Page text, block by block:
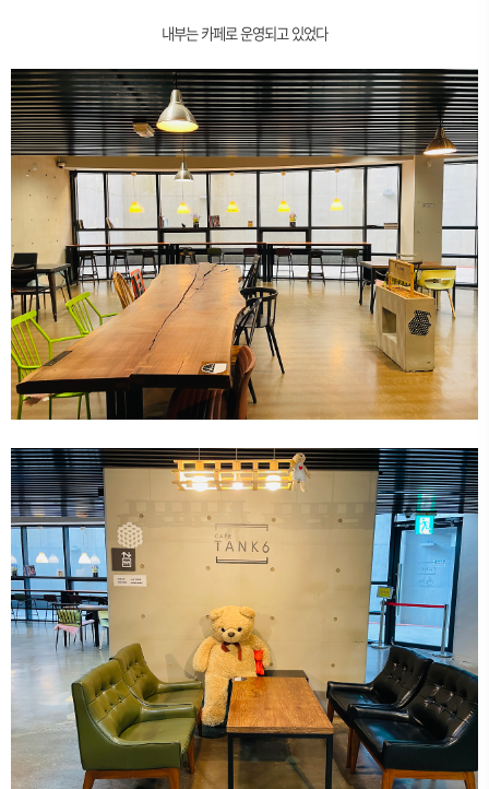
내부는 카페로 운영되고 있었다